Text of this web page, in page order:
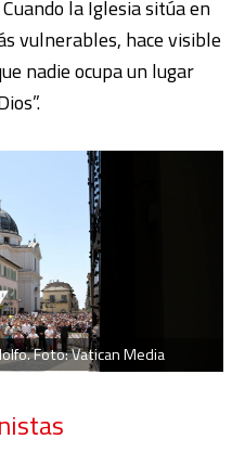
Cuando la Iglesia sitúa en
vulnerables, hace visible
nadie ocupa un lugar
Foto: Vatican Media